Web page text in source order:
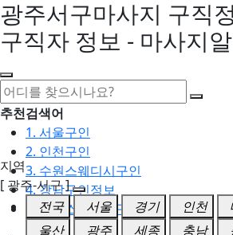
광주서구마사지 구직
구직자 정보 - 마사지
추천검색어
1. 서울구인
2. 인천구인
3. 수원스웨디시구인
4. 강남구인정보
5. 동탄스웨디시구인
지역
[ 광주-서구 ]
전국
서울 경기 인천
울산
광주 세종 충남